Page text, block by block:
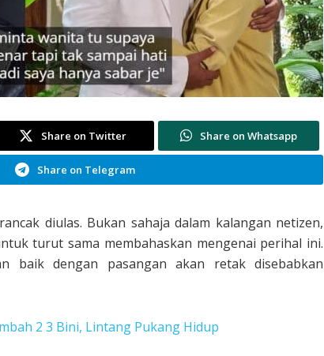
Share on Twitter Share on Whatsapp
Share on Telegram
diulas. Bukan sahaja dalam kalangan netizen,
turut sama membahaskan mengenai perihal ini.
baik dengan pasangan akan retak disebabkan
2 3 Bini, Lintang Pukang Hidup